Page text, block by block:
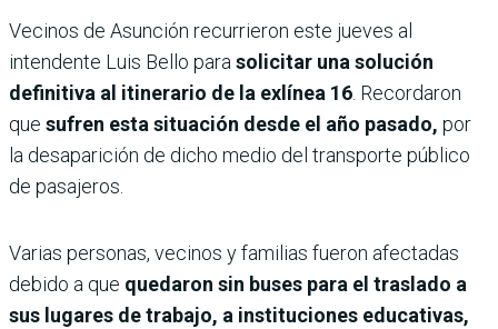
Vecinos de Asunción recurrieron este jueves al
intendente Luis Bello parasolicitar una solución
definitiva al itinerario de la exlínea 16. Recordaron
que sufren esta situación desde el año pasado, por
la desaparición de dicho medio del transporte público
de pasajeros.
Varias personas, vecinos y familias fueron afectadas
debido a que quedaron sin buses para el traslado a
sus lugares de trabajo, a instituciones educativas,